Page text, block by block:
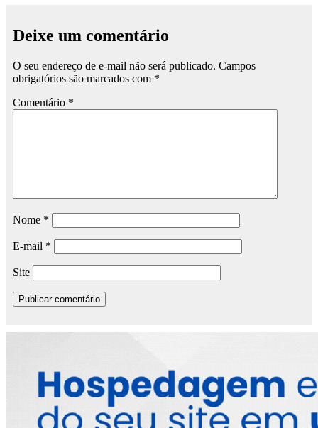
Deixe um comentário
O seu endereço de e-mail não será publicado. Campos
obrigatórios são marcados com *
Comentário *
Nome *
E-mail *
Site